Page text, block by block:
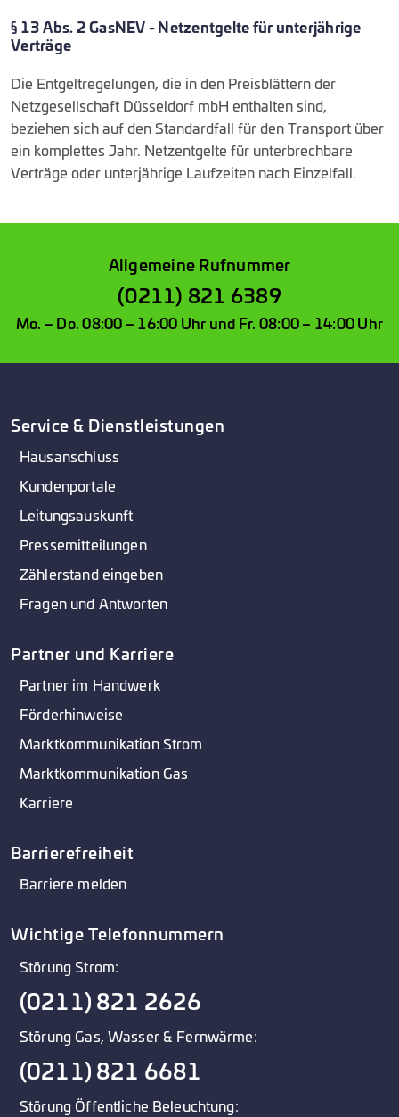
§ 13 Abs. 2 GasNEV - Netzentgelte für unterjährige
Verträge
Die Entgeltregelungen, die in den Preisblättern der
Netzgesellschaft Düsseldorf mbH enthalten sind,
beziehen sich auf den Standardfall für den Transport über
ein komplettes Jahr. Netzentgelte für unterbrechbare
Verträge oder unterjährige Laufzeiten nach Einzelfall.
Allgemeine Rufnummer
(0211) 821 6389
Mo. – Do. 08:00 – 16:00 Uhr und Fr. 08:00 – 14:00 Uhr
Service & Dienstleistungen
Hausanschluss
Kundenportale
Leitungsauskunft
Pressemitteilungen
Zählerstand eingeben
Fragen und Antworten
Partner und Karriere
Partner im Handwerk
Förderhinweise
Marktkommunikation Strom
Marktkommunikation Gas
Karriere
Barrierefreiheit
Barriere melden
Wichtige Telefonnummern
Störung Strom:
(0211) 821 2626
Störung Gas, Wasser & Fernwärme:
(0211) 821 6681
Störung Öffentliche Beleuchtung: